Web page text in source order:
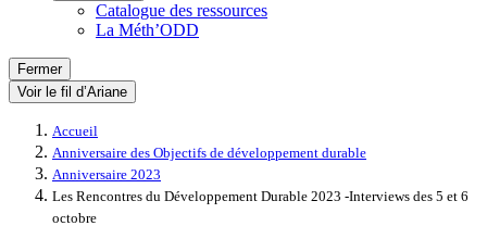
Catalogue des ressources
La Méth’ODD
Fermer
Voir le fil d’Ariane
Accueil
Anniversaire des Objectifs de développement durable
Anniversaire 2023
Les Rencontres du Développement Durable 2023 -Interviews des 5 et 6
octobre